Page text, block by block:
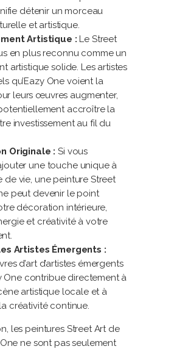
détenir un morceau
et artistique.
Artistique : Le Street
en plus reconnu comme un
artistique solide. Les artistes
qu’Eazy One voient la
leurs œuvres augmenter,
accroître la
investissement au fil du
Originale : Si vous
une touche unique à
de vie, une peinture Street
peut devenir le point
décoration intérieure,
et créativité à votre
Artistes Émergents :
d’art d’artistes émergents
One contribue directement à
artistique locale et à
créativité continue.
les peintures Street Art de
One ne sont pas seulement